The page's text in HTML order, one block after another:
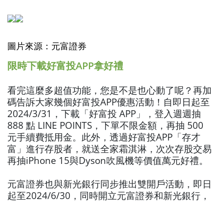
圖片來源：元富證券
限時下載好富投APP拿好禮
看完這麼多超值功能，您是不是也心動了呢？再加
碼告訴大家幾個好富投APP優惠活動！自即日起至
2024/3/31，下載「好富投 APP」，登入週週抽
888 點 LINE POINTS，下單不限金額，再抽 500
元手續費抵用金。此外，透過好富投APP「存才
富」進行存股者，就送全家霜淇淋，次次存股交易
再抽iPhone 15與Dyson吹風機等價值萬元好禮。
元富證券也與新光銀行同步推出雙開戶活動，即日
起至2024/6/30，同時開立元富證券和新光銀行，